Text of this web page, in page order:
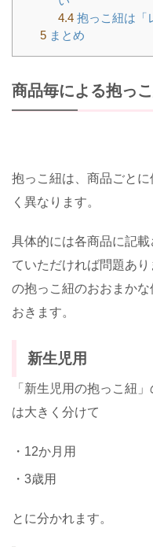
4.4抱っこ紐は「
5 まとめ
商品毎による抱っ
抱っこ紐は、商品ごと
く異なります。
具体的には各商品に記
ていただければ問題あ
の抱っこ紐のおおまか
おきます。
新生児用
「新生児用の抱っこ紐
は大きく分けて
・12か月用
・3歳用
とに分かれます。